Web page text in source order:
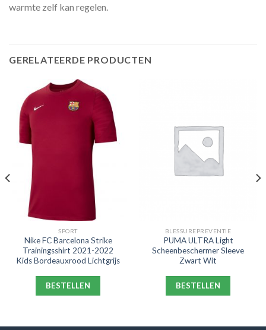
warmte zelf kan regelen.
GERELATEERDE PRODUCTEN
SPORT
Nike FC Barcelona Strike
Trainingsshirt 2021-2022
Kids Bordeauxrood Lichtgrijs
BESTELLEN
BLESSUREPREVENTIE
PUMA ULTRA Light
Scheenbeschermer Sleeve
Zwart Wit
BESTELLEN